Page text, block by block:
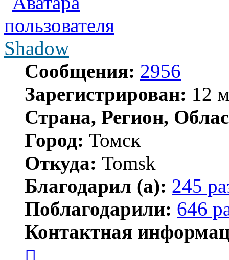
Shadow
Сообщения: 2956
Зарегистрирован: 12
Страна, Регион,
Город: Томск
Откуда: Tomsk
Благодарил (а): 245
Поблагодарили: 646
Контактная